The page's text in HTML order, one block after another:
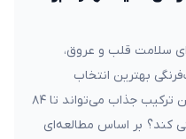
سلامت قلب و عروق،
بهترین انتخاب
صبحگاهی است؛ اما آیا می‌دانستید این ترکیب جذاب می‌تواند تا ۸۴
کند؟ بر اساس مطالعه‌ای